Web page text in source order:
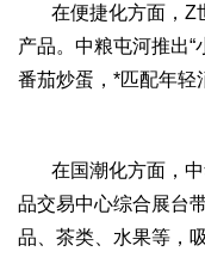
在便捷化方面，Z
产品。中粮屯河推出“
番茄炒蛋，*匹配年轻
在国潮化方面，
品交易中心综合展台
品、茶类、水果等，